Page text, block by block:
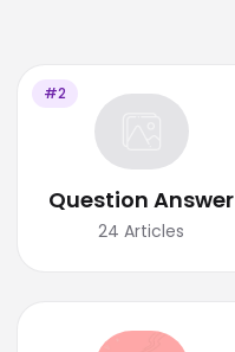
#2
Question Answer
24 Articles